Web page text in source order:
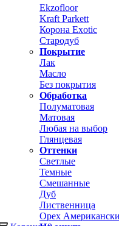
Ekzofloor
Kraft Parkett
Корона Exotic
Стародуб
Покрытие
Лак
Масло
Без покрытия
Обработка
Полуматовая
Матовая
Любая на выбор
Глянцевая
Оттенки
Светлые
Темные
Смешанные
Дуб
Лиственница
Орех